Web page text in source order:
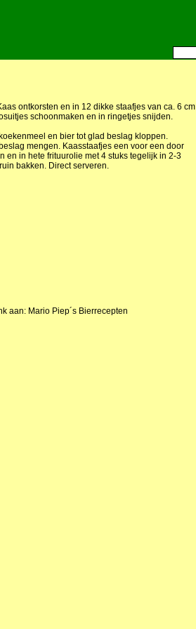
ontkorsten en in 12 dikke staafjes van ca. 6 cm
schoonmaken en in ringetjes snijden.
en bier tot glad beslag kloppen.
mengen. Kaasstaafjes een voor een door
en in hete frituurolie met 4 stuks tegelijk in 2-3
bakken. Direct serveren.
aan: Mario Piep´s Bierrecepten